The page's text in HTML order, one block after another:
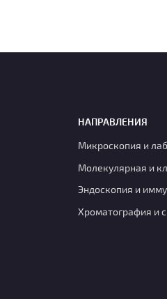
НАПРАВЛЕНИЯ
Микроскопия и
Молекулярная и
Эндоскопия и
Хроматография и